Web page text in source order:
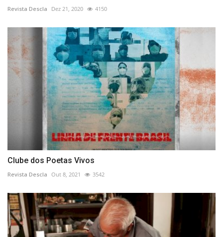
Revista Descla Dez 21, 2020 4150
Clube dos Poetas Vivos
Revista Descla Out 8, 2021 3542